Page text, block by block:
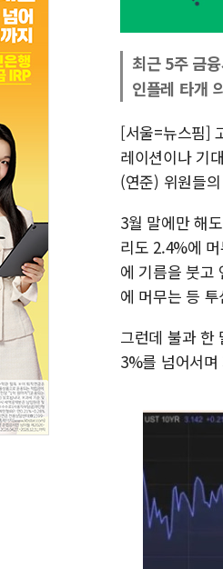
최근 5주 금
인플레 타개
[서울=뉴스핌]
레이션이나 기
(연준) 위원들
3월 말에만 해
리도 2.4%에
에 기름을 붓고
에 머무는 등
그런데 불과 한
3%를 넘어서